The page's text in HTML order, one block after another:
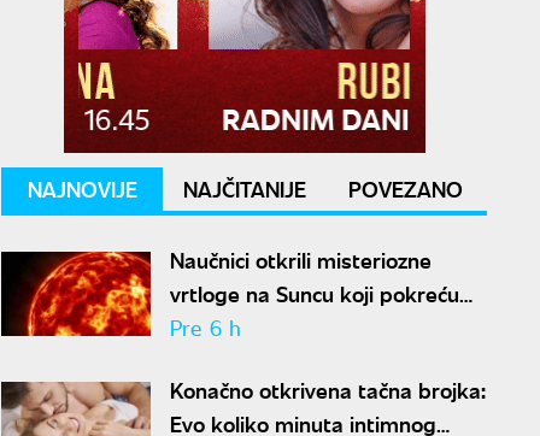
NAJNOVIJE NAJČITANIJE POVEZANO
Naučnici otkrili misteriozne
vrtloge na Suncu koji pokreću
solarne baklje
Pre 6 h
Konačno otkrivena tačna brojka:
Evo koliko minuta intimnog